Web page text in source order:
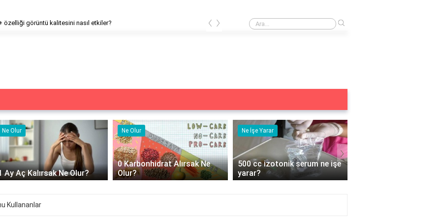
özelliği görüntü kalitesini nasıl etkiler? HDR10+ özelliği görüntü kalitesini nasıl etkiler?
‹ ›
Ne Olur
Ay Aç Kalırsak Ne Olur?
Ne Olur
0 Karbonhidrat Alırsak Ne
Olur?
Ne İşe Yarar
500 cc izotonik serum ne işe
yarar?
›
Kullananlar